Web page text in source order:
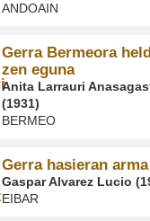
ANDOAIN
Gerra Bermeora
zen eguna
Anita Larrauri
(1931)
BERMEO
Gerra hasieran
Gaspar Alvarez Lucio
EIBAR